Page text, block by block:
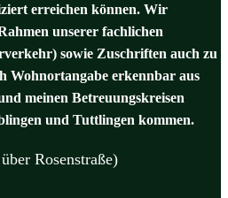
erreichen können. Wir
unserer fachlichen
sowie Zuschriften auch zu
Wohnortangabe erkennbar aus
meinen Betreuungskreisen
und Tuttlingen kommen.
Rosenstraße)